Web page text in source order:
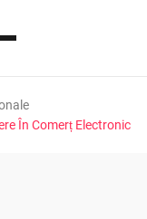
În Comerț Electronic